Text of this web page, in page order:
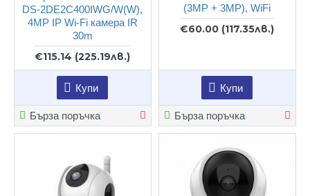
DS-2DE2C400IWG/W(W),
4MP IP Wi-Fi камера IR
30m
€115.14 (225.19лв.)
Купи
Бърза поръчка
(3MP + 3MP), WiFi
€60.00 (117.35лв.)
Купи
Бърза поръчка